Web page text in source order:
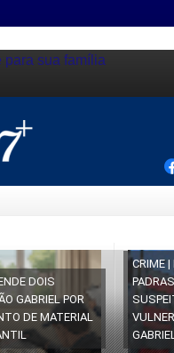
DOIS
GABRIEL POR
DE MATERIAL
CRIME |